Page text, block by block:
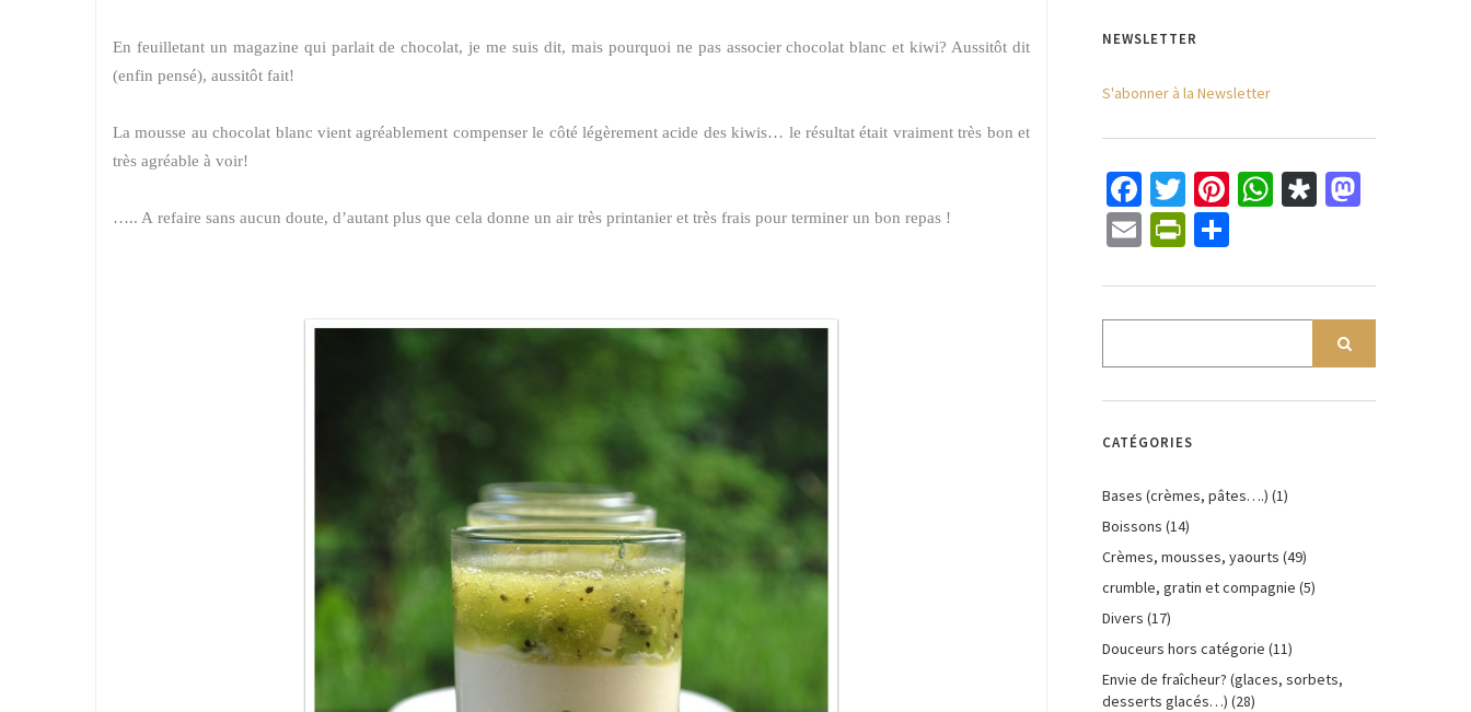
En feuilletant un magazine qui parlait de chocolat, je me suis dit, mais pourquoi ne pas associer chocolat blanc et kiwi? Aussitôt dit
(enfin pensé), aussitôt fait!
La mousse au chocolat blanc vient agréablement compenser le côté légèrement acide des kiwis… le résultat était vraiment très bon et
très agréable à voir!
….. A refaire sans aucun doute, d’autant plus que cela donne un air très printanier et très frais pour terminer un bon repas !
NEWSLETTER
S'abonner à la Newsletter
Facebook
Twitter
Pinterest
WhatsApp
Diaspora
EmailPrintFriendly
CATÉGORIES
Bases (crèmes, pâtes….) (1)
Boissons (14)
Crèmes, mousses, yaourts (49)
crumble, gratin et compagnie (5)
Divers (17)
Douceurs hors catégorie (11)
Envie de fraîcheur? (glaces, sorbets,
desserts glacés…) (28)